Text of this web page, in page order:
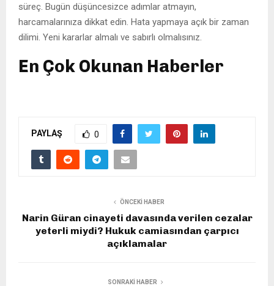
süreç. Bugün düşüncesizce adımlar atmayın,
harcamalarınıza dikkat edin. Hata yapmaya açık bir zaman
dilimi. Yeni kararlar almalı ve sabırlı olmalısınız.
En Çok Okunan Haberler
PAYLAŞ 0
ÖNCEKI HABER
Narin Güran cinayeti davasında verilen cezalar
yeterli miydi? Hukuk camiasından çarpıcı
açıklamalar
SONRAKI HABER